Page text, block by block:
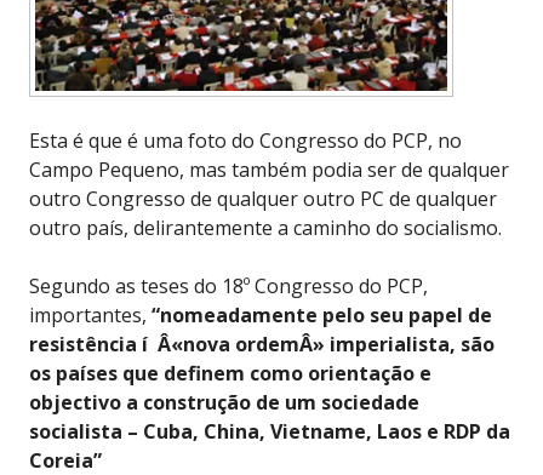
Esta é que é uma foto do Congresso do PCP, no
Campo Pequeno, mas também podia ser de qualquer
outro Congresso de qualquer outro PC de qualquer
outro país, delirantemente a caminho do socialismo.
Segundo as teses do 18º Congresso do PCP,
importantes, “nomeadamente pelo seu papel de
resistência í Â«nova ordemÂ» imperialista, são
os países que definem como orientação e
objectivo a construção de um sociedade
socialista – Cuba, China, Vietname, Laos e RDP da
Coreia”